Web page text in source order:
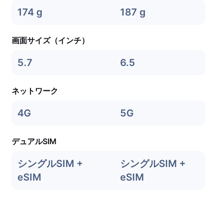
174 g 187 g
画面サイズ（インチ）
5.7 6.5
ネットワーク
4G 5G
デュアルSIM
シングルSIM +
eSIM
シングルSIM +
eSIM